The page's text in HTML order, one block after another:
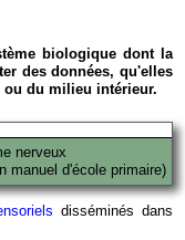
biologique dont la
des données, qu'elles
du milieu intérieur.
nerveux
manuel d'école primaire)
disséminés dans